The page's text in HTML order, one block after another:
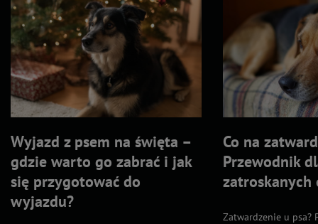
Wyjazd z psem na święta –
gdzie warto go zabrać i jak
się przygotować do
wyjazdu?
Co na
Przewodnik
zatroskanych
Zatwardzenie u psa?